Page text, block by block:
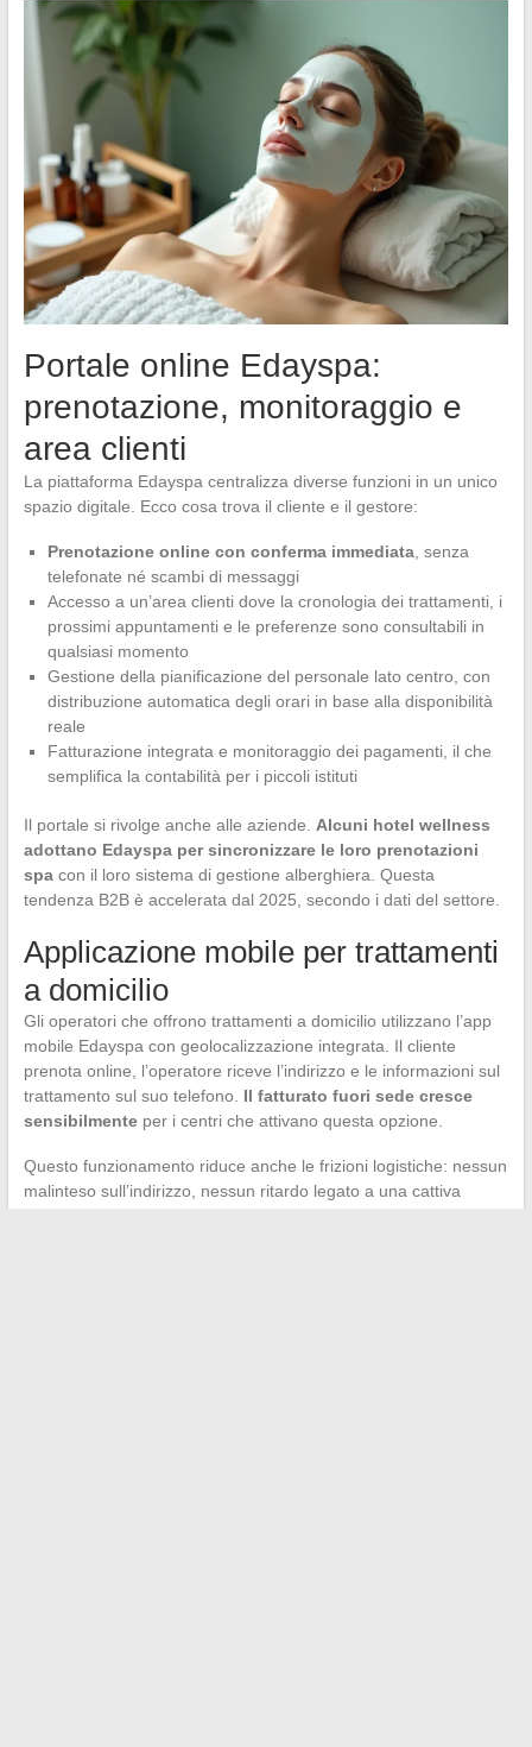
Portale online Edayspa:
prenotazione, monitoraggio e
area clienti
La piattaforma Edayspa centralizza diverse funzioni in un unico
spazio digitale. Ecco cosa trova il cliente e il gestore:
Prenotazione online con conferma immediata, senza
telefonate né scambi di messaggi
Accesso a un’area clienti dove la cronologia dei trattamenti, i
prossimi appuntamenti e le preferenze sono consultabili in
qualsiasi momento
Gestione della pianificazione del personale lato centro, con
distribuzione automatica degli orari in base alla disponibilità
reale
Fatturazione integrata e monitoraggio dei pagamenti, il che
semplifica la contabilità per i piccoli istituti
Il portale si rivolge anche alle aziende. Alcuni hotel wellness
adottano Edayspa per sincronizzare le loro prenotazioni
spacon il loro sistema di gestione alberghiera. Questa
tendenza B2B è accelerata dal 2025, secondo i dati del settore.
Applicazione mobile per trattamenti
a domicilio
Gli operatori che offrono trattamenti a domicilio utilizzano l’app
mobile Edayspa con geolocalizzazione integrata. Il cliente
prenota online, l’operatore riceve l’indirizzo e le informazioni sul
trattamento sul suo telefono. Il fatturato fuori sede cresce
sensibilmenteper i centri che attivano questa opzione.
Questo funzionamento riduce anche le frizioni logistiche: nessun
malinteso sull’indirizzo, nessun ritardo legato a una cattiva